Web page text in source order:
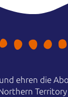
ehren die